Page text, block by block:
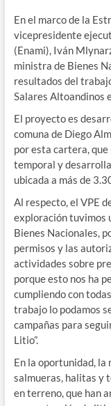
En el marco de la
vicepresidente
(Enami), Iván
ministra de Bienes
resultados del
Salares Altoandinos
El proyecto es
comuna de Diego
por esta cartera,
temporal y
ubicada a más de
Al respecto, el VPE
exploración tuvimos
Bienes Nacionales,
permisos y las
actividades sobre
porque esto nos ha
cumpliendo con
trabajo lo podamos
campañas para
Litio”.
En la oportunidad, la
salmueras, halitas y
en terreno, que han